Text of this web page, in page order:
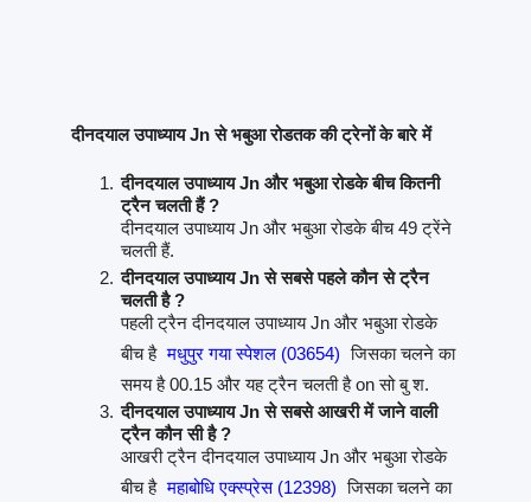
दीनदयाल उपाध्याय Jn से भबुआ रोडतक की ट्रेनों के बारे में
दीनदयाल उपाध्याय Jn और भबुआ रोडके बीच कितनी
ट्रैन चलती हैं ?
दीनदयाल उपाध्याय Jn और भबुआ रोडके बीच 49 ट्रेंने
चलती हैं.
दीनदयाल उपाध्याय Jn से सबसे पहले कौन से ट्रैन
चलती है ?
पहली ट्रैन दीनदयाल उपाध्याय Jn और भबुआ रोडके
बीच है मधुपुर गया स्पेशल (03654) जिसका चलने का
समय है 00.15 और यह ट्रैन चलती है on सो बु श.
दीनदयाल उपाध्याय Jn से सबसे आखरी में जाने वाली
ट्रैन कौन सी है ?
आखरी ट्रैन दीनदयाल उपाध्याय Jn और भबुआ रोडके
बीच है महाबोधि एक्स्प्रेस (12398) जिसका चलने का